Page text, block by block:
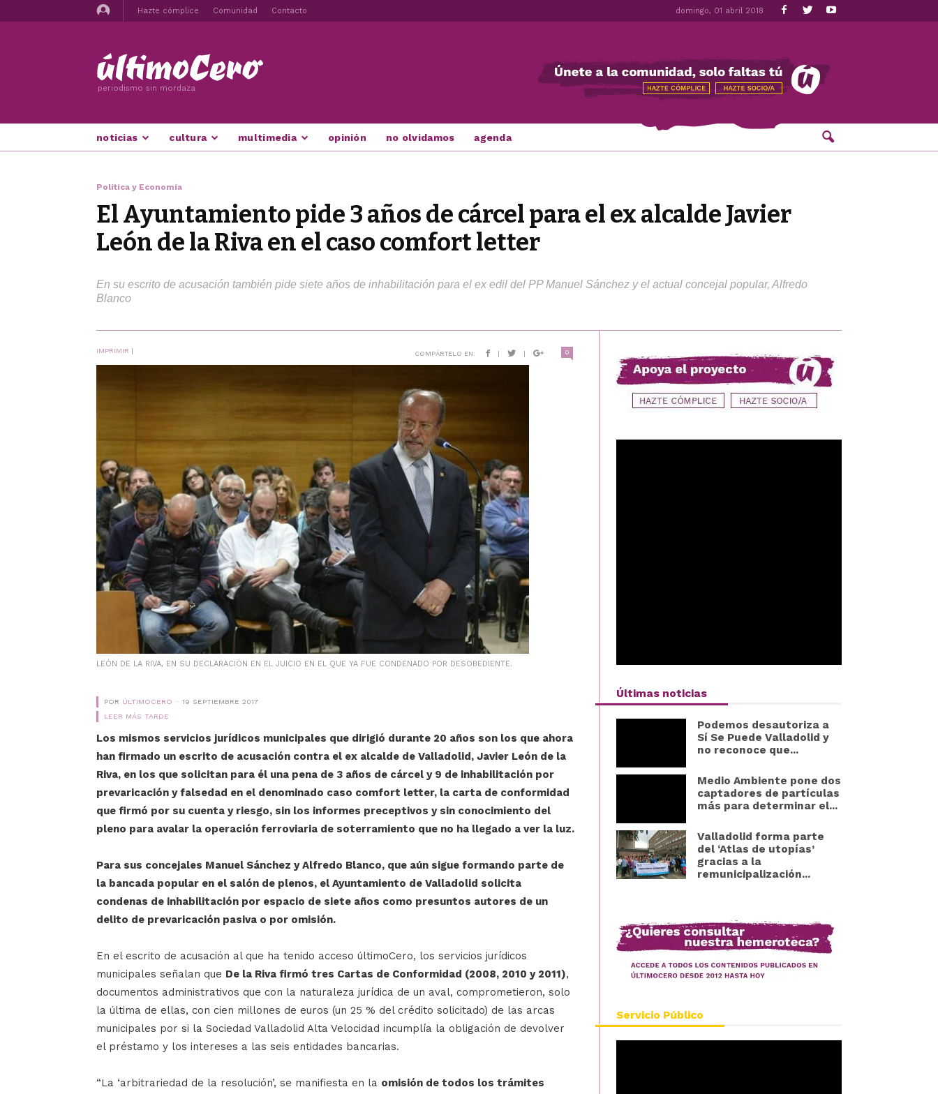
Hazte cómplice Comunidad Contacto domingo, 01 abril 2018
periodismo sin mordaza
noticias cultura multimedia opinión no olvidamos agenda
Política y Economía
El Ayuntamiento pide 3 años de cárcel para el ex alcalde Javier
León de la Riva en el caso comfort letter
En su escrito de acusación también pide siete años de inhabilitación para el ex edil del PP Manuel Sánchez y el actual concejal popular, Alfredo
Blanco
IMPRIMIR | COMPÁRTELO EN: | | 0
LEÓN DE LA RIVA, EN SU DECLARACIÓN EN EL JUICIO EN EL QUE YA FUE CONDENADO POR DESOBEDIENTE.
POR ÚLTIMOCERO
19 SEPTIEMBRE 2017
LEER MÁS TARDE
Los mismos servicios jurídicos municipales que dirigió durante 20 años son los que ahora
han firmado un escrito de acusación contra el ex alcalde de Valladolid, Javier León de la
Riva, en los que solicitan para él una pena de 3 años de cárcel y 9 de inhabilitación por
prevaricación y falsedad en el denominado caso comfort letter, la carta de conformidad
que firmó por su cuenta y riesgo, sin los informes preceptivos y sin conocimiento del
pleno para avalar la operación ferroviaria de soterramiento que no ha llegado a ver la luz.
Para sus concejales Manuel Sánchez y Alfredo Blanco, que aún sigue formando parte de
la bancada popular en el salón de plenos, el Ayuntamiento de Valladolid solicita
condenas de inhabilitación por espacio de siete años como presuntos autores de un
delito de prevaricación pasiva o por omisión.
En el escrito de acusación al que ha tenido acceso últimoCero, los servicios jurídicos
municipales señalan que De la Riva firmó tres Cartas de Conformidad (2008, 2010 y 2011),
documentos administrativos que con la naturaleza jurídica de un aval, comprometieron, solo
la última de ellas, con cien millones de euros (un 25 % del crédito solicitado) de las arcas
municipales por si la Sociedad Valladolid Alta Velocidad incumplía la obligación de devolver
el préstamo y los intereses a las seis entidades bancarias.
“La ‘arbitrariedad de la resolución’, se manifiesta en la omisión de todos los trámites
Últimas noticias
Podemos desautoriza a
Sí Se Puede Valladolid y
no reconoce que...
Medio Ambiente pone dos
captadores de partículas
más para determinar el...
Valladolid forma parte
del ‘Atlas de utopías’
gracias a la
remunicipalización...
Servicio Público